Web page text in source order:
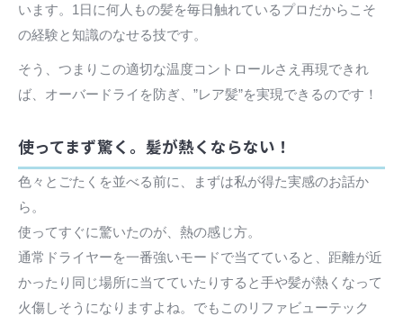
います。1日に何人もの髪を毎日触れているプロだからこそ
の経験と知識のなせる技です。
そう、つまりこの適切な温度コントロールさえ再現できれ
ば、オーバードライを防ぎ、”レア髪”を実現できるのです！
使ってまず驚く。髪が熱くならない！
色々とごたくを並べる前に、まずは私が得た実感のお話か
ら。
使ってすぐに驚いたのが、熱の感じ方。
通常ドライヤーを一番強いモードで当てていると、距離が近
かったり同じ場所に当てていたりすると手や髪が熱くなって
火傷しそうになりますよね。でもこのリファビューテック